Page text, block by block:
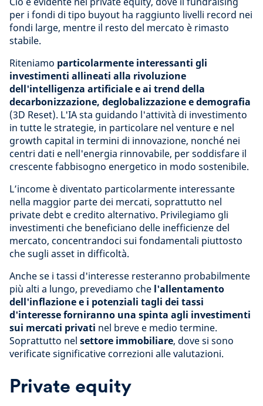
per i fondi di tipo buyout ha raggiunto livelli record nei
fondi large, mentre il resto del mercato è rimasto
stabile.
Riteniamo particolarmente interessanti gli
investimenti allineati alla rivoluzione
dell'intelligenza artificiale e ai trend della
decarbonizzazione, deglobalizzazione e demografia
(3D Reset). L'IA sta guidando l'attività di investimento
in tutte le strategie, in particolare nel venture e nel
growth capital in termini di innovazione, nonché nei
centri dati e nell'energia rinnovabile, per soddisfare il
crescente fabbisogno energetico in modo sostenibile.
L’income è diventato particolarmente interessante
nella maggior parte dei mercati, soprattutto nel
private debt e credito alternativo. Privilegiamo gli
investimenti che beneficiano delle inefficienze del
mercato, concentrandoci sui fondamentali piuttosto
che sugli asset in difficoltà.
Anche se i tassi d'interesse resteranno probabilmente
più alti a lungo, prevediamo che l'allentamento
dell'inflazione e i potenziali tagli dei tassi
d'interesse forniranno una spinta agli investimenti
sui mercati privati nel breve e medio termine.
Soprattutto nel settore immobiliare, dove si sono
verificate significative correzioni alle valutazioni.
Private equity